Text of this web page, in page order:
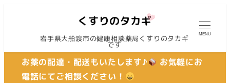
岩手県大船渡市の健康相談薬局くすりのタカギ
です
MENU
お薬の配達・配送もいたします♪
お気軽にお
電話にてご相談ください！